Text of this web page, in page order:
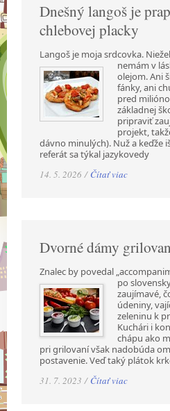
Dnešný langoš je
chlebovej placky
Langoš je moja srdcovka.
nemám v
olejom. Ani
fánky, ani
pred
základnej
pripraviť
projekt,
dávno minulých). Nuž a keďže
referát sa týkal jazykovedy
14. 5. 2026 / Čítať viac
Dvorné dámy
Znalec by povedal
po
zaujímavé,
údeniny,
zeleninu k
Kuchári i
chápu ako
pri grilovaní však nadobúda
postavenie. Veď taký plátok
31. 7. 2023 / Čítať viac